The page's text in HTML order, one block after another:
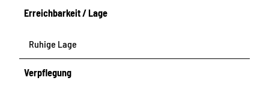
Erreichbarkeit / Lage
Ruhige Lage
Verpflegung